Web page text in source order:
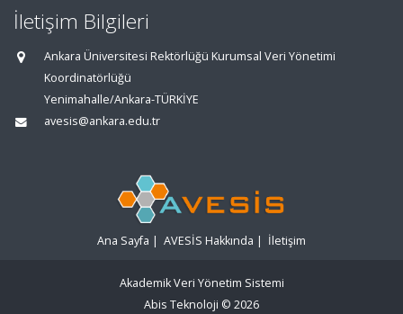
İletişim Bilgileri
Ankara Üniversitesi Rektörlüğü Kurumsal Veri Yönetimi
Koordinatörlüğü
Yenimahalle/Ankara-TÜRKİYE
avesis@ankara.edu.tr
Ana Sayfa | AVESİS Hakkında | İletişim
Akademik Veri Yönetim Sistemi
Abis Teknoloji © 2026